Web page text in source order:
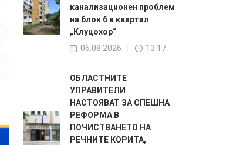
канализационен проблем
на блок 6 в квартал
„Клуцохор“
06.08.2026
13:17
ОБЛАСТНИТЕ
УПРАВИТЕЛИ
НАСТОЯВАТ ЗА СПЕШНА
РЕФОРМА В
ПОЧИСТВАНЕТО НА
РЕЧНИТЕ КОРИТА,